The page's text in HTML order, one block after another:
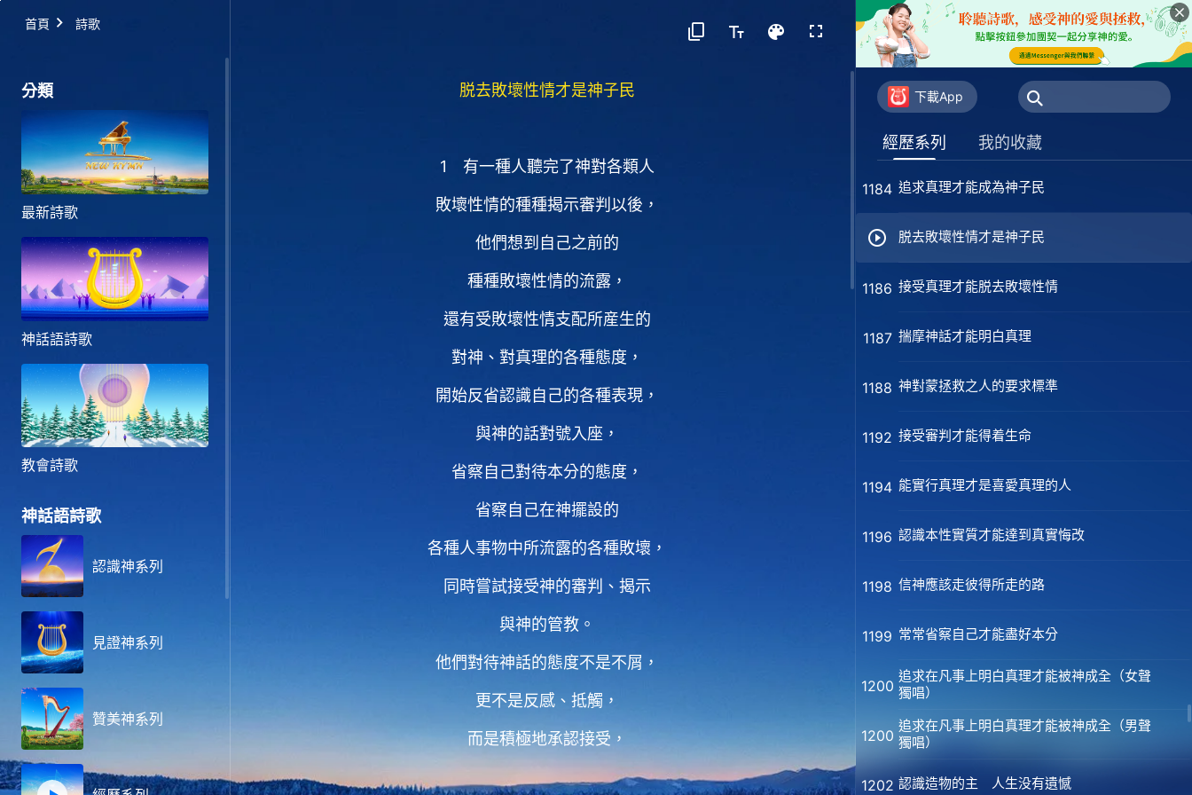
首頁 詩歌
分類
最新詩歌
神話語詩歌
教會詩歌
神話語詩歌
認識神系列
見證神系列
贊美神系列
脱去敗壞性情才是神子民
1 有一種人聽完了神對各類人
敗壞性情的種種揭示審判以後，
他們想到自己之前的
種種敗壞性情的流露，
還有受敗壞性情支配所産生的
對神、對真理的各種態度，
開始反省認識自己的各種表現，
與神的話對號入座，
省察自己對待本分的態度，
省察自己在神擺設的
各種人事物中所流露的各種敗壞，
同時嘗試接受神的審判、揭示
與神的管教。
他們對待神話的態度不是不屑，
更不是反感、抵觸，
而是積極地承認接受，
然後一直在準備着去實行。
下載App
經歷系列 我的收藏
1179 當為神的作工獻上你的全人
1181 好行為不等于性情變化
1183 你們心中所存的盡都是不義
1184 追求真理才能成為神子民
脱去敗壞性情才是神子民
1186 接受真理才能脱去敗壞性情
1187 揣摩神話才能明白真理
1188 神對蒙拯救之人的要求標準
1192 接受審判才能得着生命
1194 能實行真理才是喜愛真理的人
1196 認識本性實質才能達到真實悔改
1198 信神應該走彼得所走的路
1199 常常省察自己才能盡好本分
1200
追求在凡事上明白真理才能被神成全（女聲
獨唱）
1200
追求在凡事上明白真理才能被神成全（男聲
獨唱）
1202 認識造物的主 人生没有遺憾